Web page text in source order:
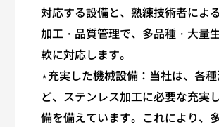
対応する設備と、熟練技術者によ
加工・品質管理で、多品種・大量
軟に対応します。
⋆充実した機械設備：当社は、各
ど、ステンレス加工に必要な充実
備を備えています。これにより、